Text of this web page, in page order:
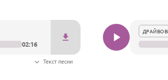
02:16
Текст песни